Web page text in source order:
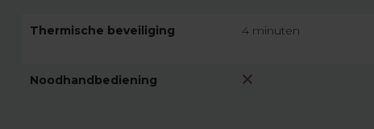
Thermische beveiliging 4 minuten
Noodhandbediening